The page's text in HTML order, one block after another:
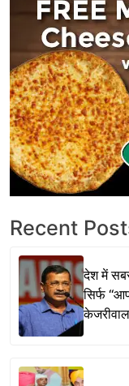
Recent
देश में
सिर्फ
केजरीवाल